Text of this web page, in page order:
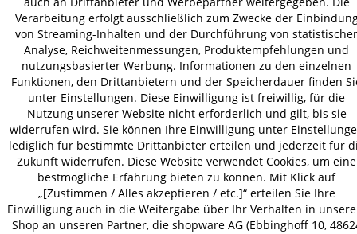
* Alle Preise inkl. gesetzl. Mehrwertsteuer zzgl.Versandkosten.
Verarbeitung erfolgt ausschließlich zum Zwecke der
von Streaming-Inhalten und der Durchführung von statistischer
Analyse, Reichweitenmessungen, Produktempfehlungen und
nutzungsbasierter Werbung. Informationen zu den einzelnen
Funktionen, den Drittanbietern und der Speicherdauer finden
unter Einstellungen. Diese Einwilligung ist freiwillig, für die
Nutzung unserer Website nicht erforderlich und gilt, bis sie
widerrufen wird. Sie können Ihre Einwilligung unter
lediglich für bestimmte Drittanbieter erteilen und jederzeit für
Zukunft widerrufen. Diese Website verwendet Cookies, um eine
bestmögliche Erfahrung bieten zu können. Mit Klick auf
„[Zustimmen / Alles akzeptieren / etc.]“ erteilen Sie Ihre
Einwilligung auch in die Weitergabe über Ihr Verhalten in
Shop an unseren Partner, die shopware AG (Ebbinghoff 10,